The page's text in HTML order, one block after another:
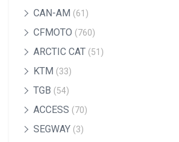
CAN-AM (61)
CFMOTO (760)
ARCTIC CAT (51)
KTM (33)
TGB (54)
ACCESS (70)
SEGWAY (3)